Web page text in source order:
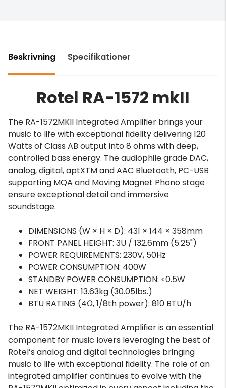
Beskrivning Specifikationer
Rotel RA-1572 mkII
The RA-1572MKII Integrated Amplifier brings your
music to life with exceptional fidelity delivering 120
Watts of Class AB output into 8 ohms with deep,
controlled bass energy. The audiophile grade DAC,
analog, digital, aptXTM and AAC Bluetooth, PC-USB
supporting MQA and Moving Magnet Phono stage
ensure exceptional detail and immersive
soundstage.
DIMENSIONS (W × H × D): 431 × 144 × 358mm
FRONT PANEL HEIGHT: 3U / 132.6mm (5.25")
POWER REQUIREMENTS: 230V, 50Hz
POWER CONSUMPTION: 400W
STANDBY POWER CONSUMPTION: <0.5W
NET WEIGHT: 13.63kg (30.05lbs.)
BTU RATING (4Ω, 1/8th power): 810 BTU/h
The RA-1572MKII Integrated Amplifier is an essential
component for music lovers leveraging the best of
Rotel’s analog and digital technologies bringing
music to life with exceptional fidelity. The role of an
integrated amplifier continues to evolve with the